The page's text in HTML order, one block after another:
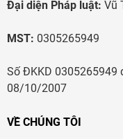
Đại diện Pháp luật: Vũ
MST: 0305265949
Số ĐKKD 0305265949
08/10/2007
VỀ CHÚNG TÔI